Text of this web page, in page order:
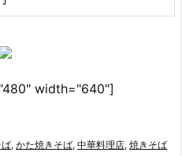
width="640"]
, かた焼きそば, 中華料理店, 焼きそば